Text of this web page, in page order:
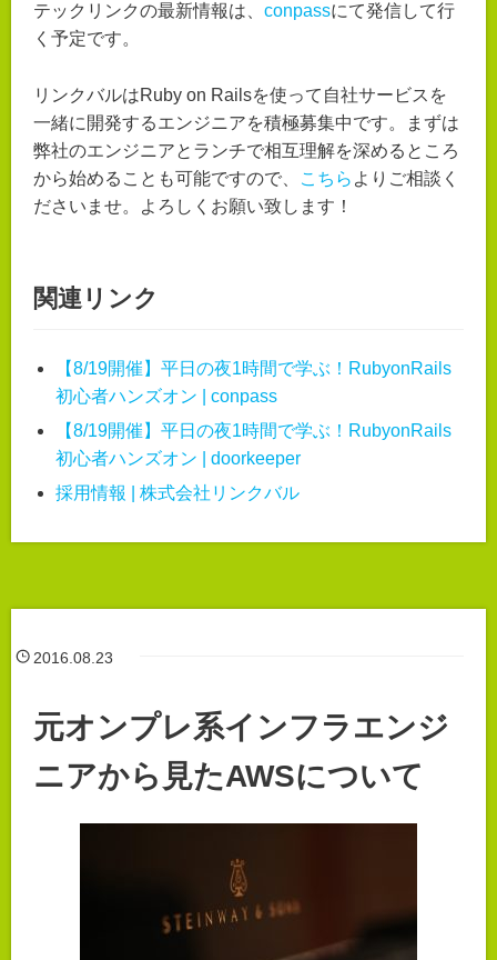
テックリンクの最新情報は、 conpassにて発信して行
く予定です。
リンクバルはRuby on Railsを使って自社サービスを
一緒に開発するエンジニアを積極募集中です。まずは
弊社のエンジニアとランチで相互理解を深めるところ
から始めることも可能ですので、
こちら よりご相談く
ださいませ。よろしくお願い致します！
関連リンク
【8/19開催】平日の夜1時間で学ぶ！RubyonRails
初心者ハンズオン | conpass
【8/19開催】平日の夜1時間で学ぶ！RubyonRails
初心者ハンズオン | doorkeeper
採用情報 | 株式会社リンクバル
2016.08.23
元オンプレ系インフラエンジ
ニアから見たAWSについて